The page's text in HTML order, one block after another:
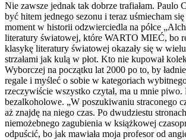
Nie zawsze jednak tak dobrze trafiałam. Paulo
być hitem jednego sezonu i teraz uśmiecham
moment w historii odzwierciedla na półce
literatury światowej, które WARTO MIEĆ, bo
klasykę literatury światowej okazały się w
strzałami jak kulą w płot. Kto nie kupował
Wyborczej na początku lat 2000 po to, by
regale i myśleć o sobie w kategoriach
rzeczywiście wszystko czytał, ma u mnie piwo.
bezalkoholowe. „W poszukiwaniu straconego
aż znajdę na niego czas. Po dwudziestu
niemożebnego zagubienia w książkowej
odpuścić, bo jak mawiała moja profesor od